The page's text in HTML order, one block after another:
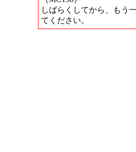
しばらくしてから、もう
てください。